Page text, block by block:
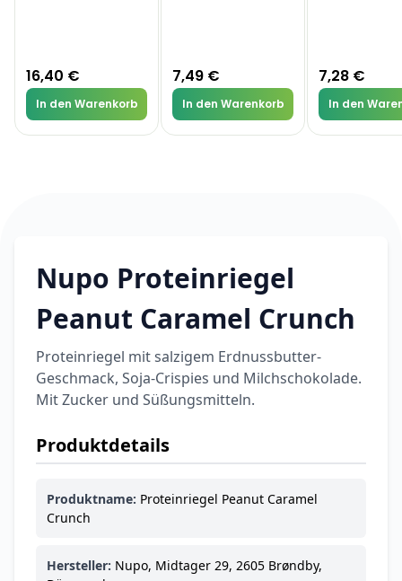
16,40 €
In den Warenkorb
7,49 €
In den Warenkorb
7,28 €
In den
Nupo Proteinriegel
Peanut Caramel Crunch
Proteinriegel mit salzigem Erdnussbutter-
Geschmack, Soja-Crispies und Milchschokolade.
Mit Zucker und Süßungsmitteln.
Produktdetails
Produktname: Proteinriegel Peanut Caramel
Crunch
Hersteller: Nupo, Midtager 29, 2605 Brøndby,